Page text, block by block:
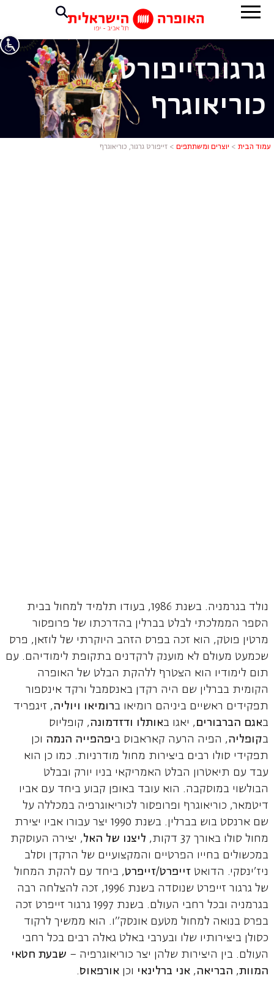
זייפורט
גרגורזייפורט,
כוריאוגרף
עמוד הבית > יוצרים ומשתתפים > זייפורט גרגור, כוריאוגרף
נולד בגרמניה. בשנת 1986, בעודו תלמיד למחול בבית
הספר הממלכתי לבלט בברלין בהדרכתו של פרופסור
מרטין פוטק, הוא זכה בפרס הזהב היוקרתי של לוזאן, פרס
שכמעט מעולם לא מוענק לרקדנים בתקופת לימודיהם. עם
תום לימודיו הוא הצטרף ללהקת הבלט של האופרה
הקומית בברלין שם היה רקדן באנסמבל ורקד אינספור
תפקידים ראשיים ביניהם רומיאו ברומיאו ויוליה, זיגפריד
באגם הברבורים , יאגו באותלו ודזדמונה, קופליוס
בקופליה, הפיה הרעה קאראבוס ביפהפייה הנמה וכן
תפקידי סולו רבים ביצירות מחול מודרניות. כמו כן הוא
עבד עם תיאטרון הבלט האמריקאי בניו יורק ובבלט
הבולשוי במוסקבה. הוא עובד באופן קבוע ביחד עם אביו
דיטמאר, כוריאוגרף ופרופסור לכוריאוגרפיה במכללה על
שם ארנסט בוש בברלין. בשנת 1990 יצר עבורו אביו יצירת
מחול סולו באורך 37 דקות,
ליצנו של האל, יצירה העוסקת
במכשולים בחייו הפרטיים והמקצועיים של הרקדן וסלב
ניז'ינסקי. הדואט זייפרט/זייפרט, ביחד עם להקת המחול
של גרגור זייפרט שנוסדה בשנת 1996, זכה להצלחה רבה
בגרמניה ובכל רחבי העולם. בשנת 1997 גרגור זייפרט זכה
בפרס בנואה למחול מטעם אונסק"ו. הוא ממשיך לרקוד
כסולן ביצירותיו שלו ובערבי באלט גאלה רבים בכל רחבי
העולם. בין היצירות שלהן יצר כוריאוגרפיה – שבעת חטאי
המוות, הבריאה, אני ברלינאי וכן אורפאוס.